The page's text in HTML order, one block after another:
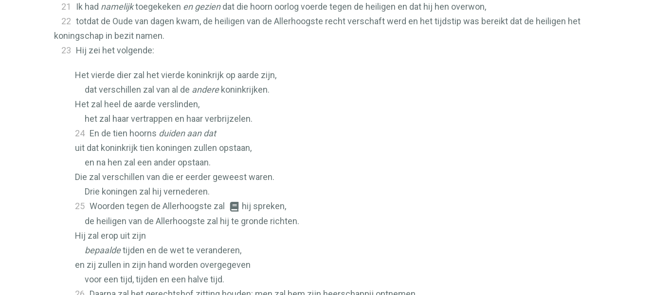
21
Ik had namelijktoegekeken en geziendat die hoorn oorlog voerde tegen de heiligen en dat hij hen overwon,
22 totdat de Oude van dagen kwam, de heiligen van de Allerhoogste recht verschaft werd en het tijdstip was bereikt dat de heiligen het
koningschap in bezit namen.
23 Hij zei het volgende:
Het vierde dier zal het vierde koninkrijk op aarde zijn,
dat verschillen zal van al de anderekoninkrijken.
Het zal heel de aarde verslinden,
het zal haar vertrappen en haar verbrijzelen.
24 En de tien hoorns duiden aan dat
uit dat koninkrijk tien koningen zullen opstaan,
en na hen zal een ander opstaan.
Die zal verschillen van die er eerder geweest waren.
Drie koningen zal hij vernederen.
25 Woorden tegen de Allerhoogste zal
hij spreken,
de heiligen van de Allerhoogste zal hij te gronde richten.
Hij zal erop uit zijn
bepaaldetijden en de wet te veranderen,
en zij zullen in zijn hand worden overgegeven
voor een tijd, tijden en een halve tijd.